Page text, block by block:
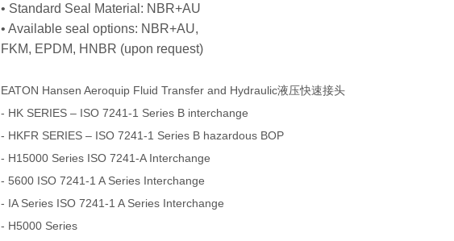
• Standard Seal Material: NBR+AU
• Available seal options: NBR+AU,
FKM, EPDM, HNBR (upon request)
EATON Hansen Aeroquip Fluid Transfer and Hydraulic液压快速接头
- HK SERIES – ISO 7241-1 Series B interchange
- HKFR SERIES – ISO 7241-1 Series B hazardous BOP
- H15000 Series ISO 7241-A Interchange
- 5600 ISO 7241-1 A Series Interchange
- IA Series ISO 7241-1 A Series Interchange
- H5000 Series